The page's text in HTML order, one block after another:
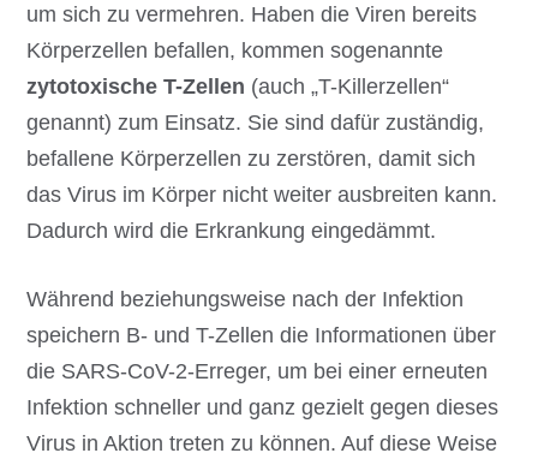
um sich zu vermehren. Haben die Viren bereits
Körperzellen befallen, kommen sogenannte
zytotoxische T-Zellen (auch „T-Killerzellen“
genannt) zum Einsatz. Sie sind dafür zuständig,
befallene Körperzellen zu zerstören, damit sich
das Virus im Körper nicht weiter ausbreiten kann.
Dadurch wird die Erkrankung eingedämmt.
Während beziehungsweise nach der Infektion
speichern B- und T-Zellen die Informationen über
die SARS-CoV-2-Erreger, um bei einer erneuten
Infektion schneller und ganz gezielt gegen dieses
Virus in Aktion treten zu können. Auf diese Weise